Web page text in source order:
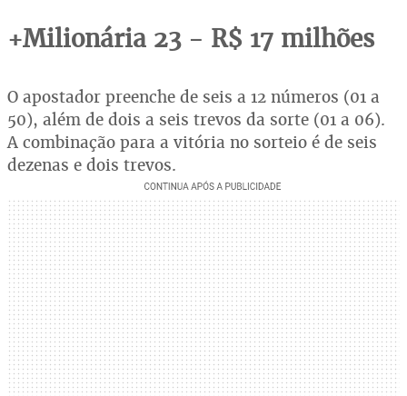
+Milionária 23 - R$ 17 milhões
O apostador preenche de seis a 12 números (01 a
50), além de dois a seis trevos da sorte (01 a 06).
A combinação para a vitória no sorteio é de seis
dezenas e dois trevos.